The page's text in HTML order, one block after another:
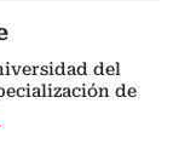
del
de